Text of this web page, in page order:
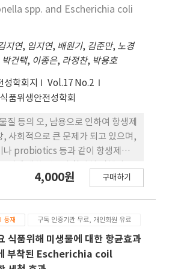
검출되지 않았다. 본 연구를 통해 경
도축돈에서 Mycoplasma성 폐렴
spp. and Escherichia coli
지연, 임지연, 배원기, 김준만, 노경
박건택, 이종은, 라정찬, 박용호
성학회지
Vol.17 No.2
품위생안전성학회
질 등의 오, 남용으로 인하여 항생제
, 사회적으로 큰 문제가 되고 있으며,
나 probiotics 등과 같이 항생제를
구에서는 국내에서 오래 전부터 민간
enteyica serova. Enteritidis
S. enterica serova.
Typhimurium) DT104 및
4,000원 구매하기
등재 구독 인증기관 무료, 개인회원 유료
식품위해 미생물에 대한 항균효과
부착된 Escherichia coil